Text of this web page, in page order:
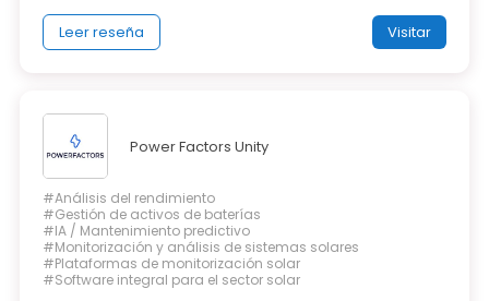
Leer reseña Visitar
Power Factors Unity
#Análisis del rendimiento
#Gestión de activos de baterías
#IA / Mantenimiento predictivo
#Monitorización y análisis de sistemas solares
#Plataformas de monitorización solar
#Software integral para el sector solar